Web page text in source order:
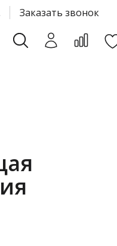
Заказать звонок